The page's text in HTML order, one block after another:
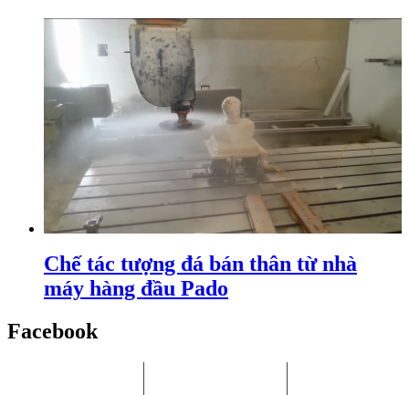
Chế tác tượng đá bán thân từ nhà
máy hàng đầu Pado
Facebook